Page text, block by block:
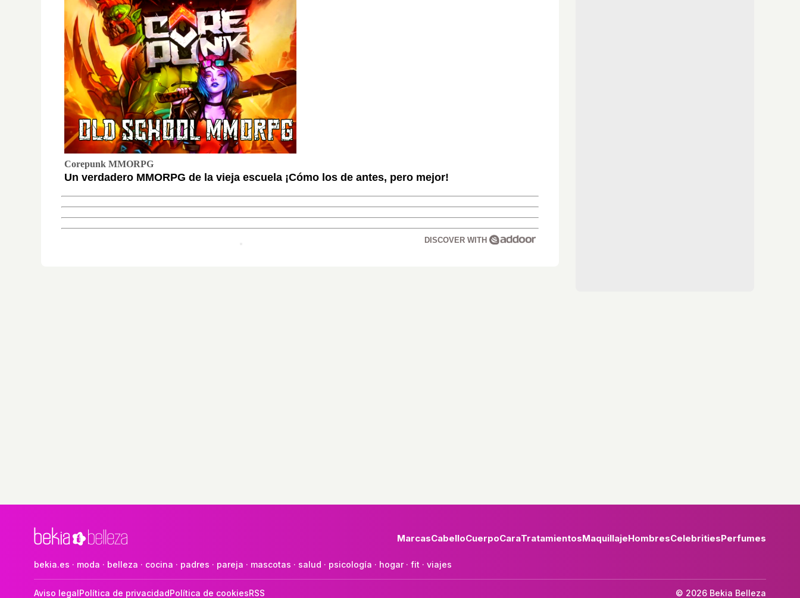
Corepunk MMORPG
Un verdadero MMORPG de la vieja escuela ¡Cómo los de antes, pero mejor!
DISCOVER WITH
MarcasCabelloCuerpoCaraTratamientosMaquillajeHombresCelebritiesPerfumes
bekia.es · moda · belleza · cocina · padres · pareja · mascotas · salud · psicología · hogar· fit · viajes
Aviso legalPolítica de privacidadPolítica de cookiesRSS © 2026 Bekia Belleza